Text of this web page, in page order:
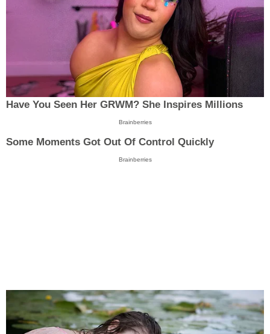
Have You Seen Her GRWM? She Inspires Millions
Brainberries
Some Moments Got Out Of Control Quickly
Brainberries